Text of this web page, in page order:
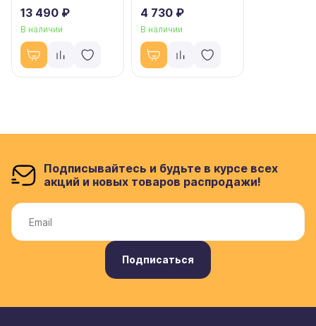
13 490 ₽
В наличии
4 730 ₽
В наличии
Подписывайтесь и будьте в курсе всех
акций и новых товаров распродажи!
Подписаться